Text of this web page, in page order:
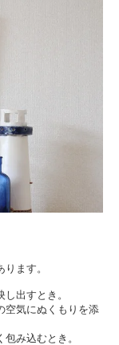
ます。
出すとき。
空気にぬくもりを添
み込むとき。